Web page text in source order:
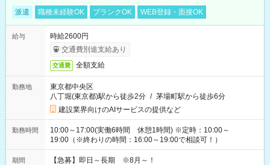
派遣 職種未経験OK ブランクOK WEB登録・面接OK
給与
時給2600円
交通費別途支給あり
交通費 全額支給
勤務地
東京都中央区
八丁堀(東京都)駅から徒歩2分 / 茅場町駅から徒歩6分
建設業界向けのAIサービスの提供など
勤務時間
10:00～17:00(実働6時間 休憩1時間) ※定時：10:00～
19:00（※終わりの時間：16:00～19:00で相談可！）
期間 【急募】即日～長期 ※8月～！